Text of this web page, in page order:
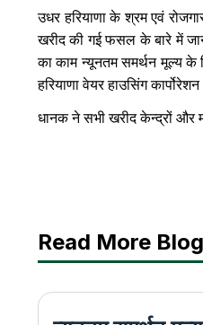
उधर हरियाणा के श्रम एवं
खरीद की गई फसल के बारे में
का काम न्यूनतम समर्थन मूल्य के
हरियाणा वेयर हाउसिंग
धानक ने सभी खरीद केन्द्रों और
Read More